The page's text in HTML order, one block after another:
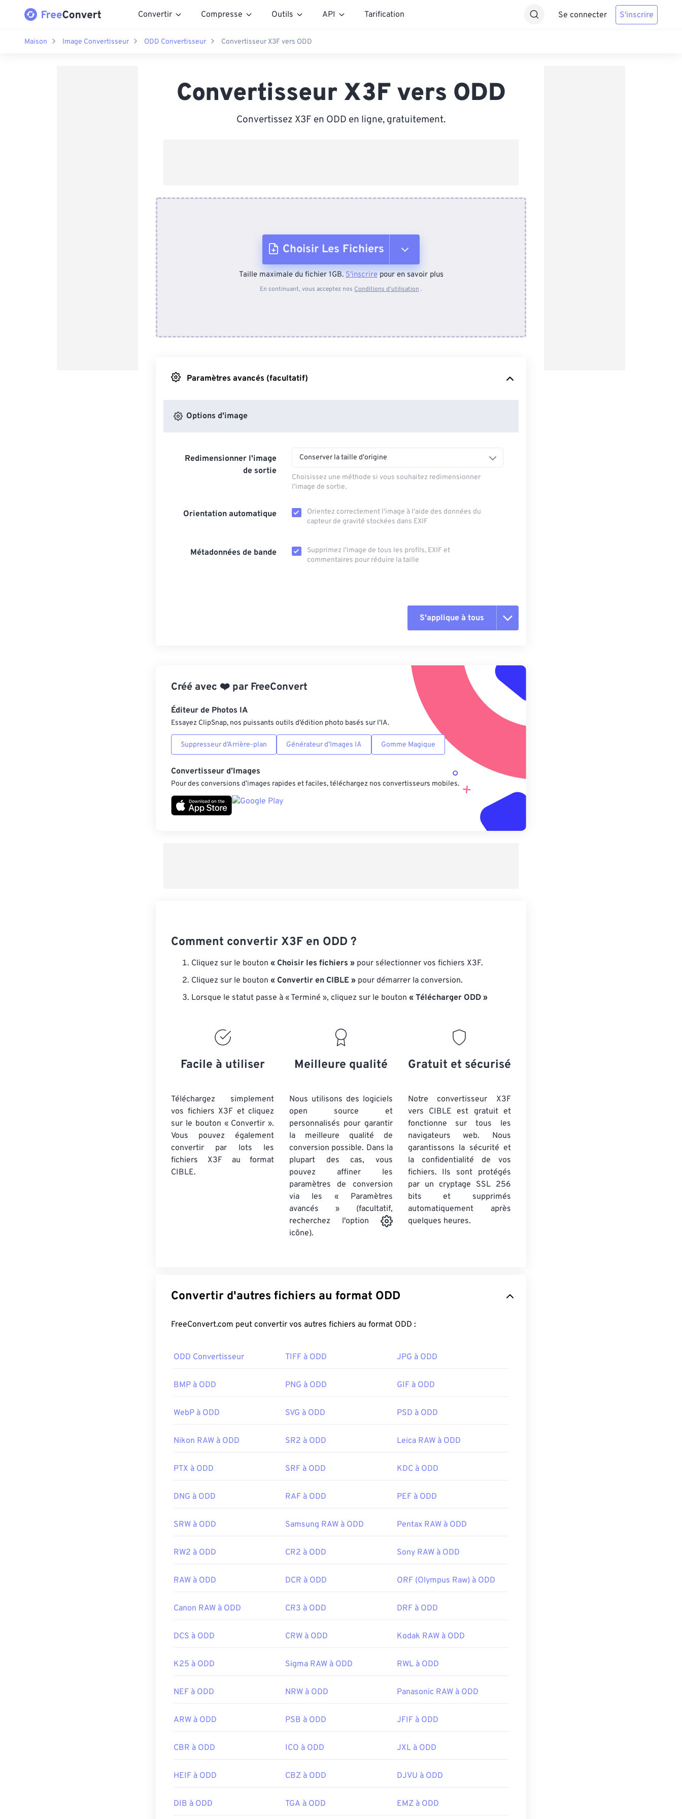
Convertir Compresse Outils API Tarification Se connecter S'inscrire
Maison Image Convertisseur ODD Convertisseur Convertisseur X3F vers ODD
Convertisseur X3F vers ODD
Convertissez X3F en ODD en ligne, gratuitement.
Choisir Les Fichiers
Depuis l'appareil
Taille maximale du fichier 1GB.S'inscrirepour en savoir plus
En continuant, vous acceptez nos Conditions d'utilisation .
Paramètres avancés (facultatif)
Options d'image
Redimensionner l'image
de sortie
Conserver la taille d'origine
Choisissez une méthode si vous souhaitez redimensionner
l’image de sortie.
Orientation automatique
Orientez correctement l'image à l'aide des données du
capteur de gravité stockées dans EXIF
Métadonnées de bande
Supprimez l'image de tous les profils, EXIF ​​et
commentaires pour réduire la taille
S'applique à tous
Appliquer à partir du préréglage
Enregistrer comme préréglage
Créé avec ❤️ par FreeConvert
Éditeur de Photos IA
Essayez ClipSnap, nos puissants outils d’édition photo basés sur l’IA.
Suppresseur d’Arrière-plan Générateur d’Images IA Gomme Magique
Convertisseur d’Images
Pour des conversions d’images rapides et faciles, téléchargez nos convertisseurs mobiles.
Comment convertir X3F en ODD ?
Cliquez sur le bouton « Choisir les fichiers » pour sélectionner vos fichiers X3F.
Cliquez sur le bouton « Convertir en CIBLE » pour démarrer la conversion.
Lorsque le statut passe à « Terminé », cliquez sur le bouton « Télécharger ODD »
Facile à utiliser
Téléchargez simplement
vos fichiers X3F et cliquez
sur le bouton « Convertir ».
Vous pouvez également
convertir par lots les
fichiers X3Fau format
CIBLE.
Meilleure qualité
Nous utilisons des logiciels
open source et
personnalisés pour garantir
la meilleure qualité de
conversion possible. Dans la
plupart des cas, vous
pouvez affiner les
paramètres de conversion
via les « Paramètres
avancés » (facultatif,
recherchez l'option
icône).
Gratuit et sécurisé
Notre convertisseur X3F
vers CIBLE est gratuit et
fonctionne sur tous les
navigateurs web. Nous
garantissons la sécurité et
la confidentialité de vos
fichiers. Ils sont protégés
par un cryptage SSL 256
bits et supprimés
automatiquement après
quelques heures.
Convertir d'autres fichiers au format ODD
FreeConvert.com peut convertir vos autres fichiers au format ODD :
ODD Convertisseur TIFF à ODD JPG à ODD
BMP à ODD PNG à ODD GIF à ODD
WebP à ODD SVG à ODD PSD à ODD
Nikon RAW à ODD SR2 à ODD Leica RAW à ODD
PTX à ODD SRF à ODD KDC à ODD
DNG à ODD RAF à ODD PEF à ODD
SRW à ODD Samsung RAW à ODD Pentax RAW à ODD
RW2 à ODD CR2 à ODD Sony RAW à ODD
RAW à ODD DCR à ODD ORF (Olympus Raw) à ODD
Canon RAW à ODD CR3 à ODD DRF à ODD
DCS à ODD CRW à ODD Kodak RAW à ODD
K25 à ODD Sigma RAW à ODD RWL à ODD
NEF à ODD NRW à ODD Panasonic RAW à ODD
ARW à ODD PSB à ODD JFIF à ODD
CBR à ODD ICO à ODD JXL à ODD
HEIF à ODD CBZ à ODD DJVU à ODD
DIB à ODD TGA à ODD EMZ à ODD